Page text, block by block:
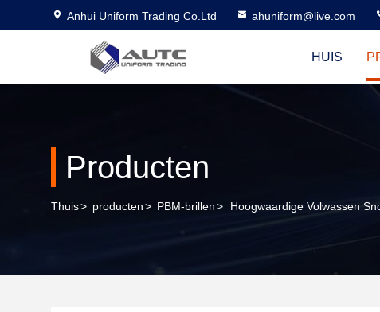
Anhui Uniform Trading Co.Ltd ahuniform@live.com
HUIS
Producten
Thuis> producten> PBM-brillen> Hoogwaardige Volwassen